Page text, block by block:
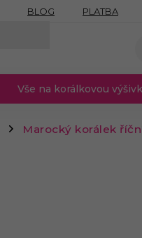
BLOG PLATBA
Vše na korálkovou
/ Marocký korálek